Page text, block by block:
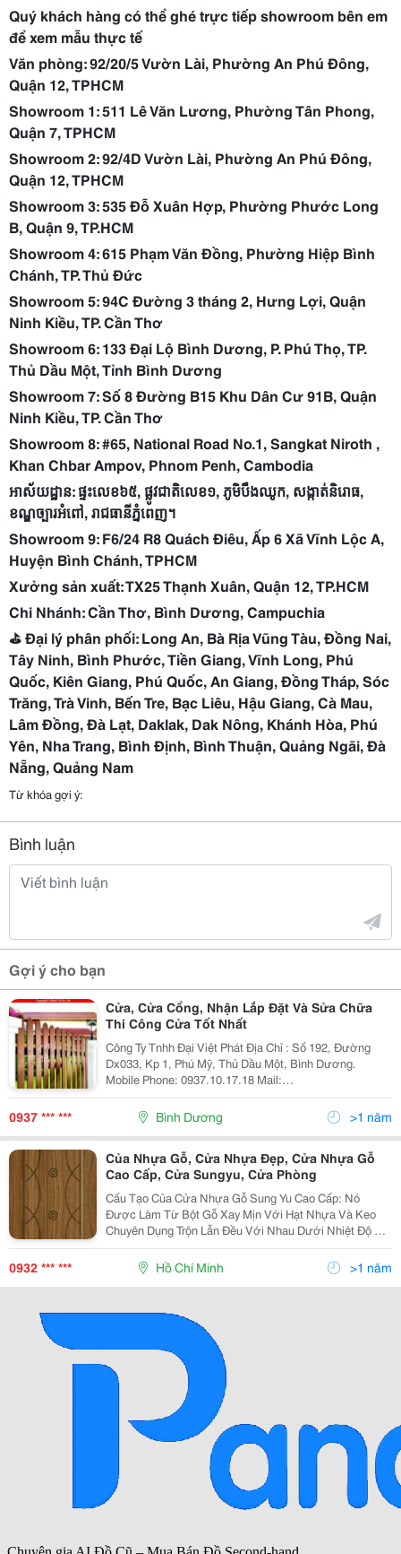
Quý khách hàng có thể ghé trực tiếp showroom bên em
để xem mẫu thực tế
Văn phòng: 92/20/5 Vườn Lài, Phường An Phú Đông,
Quận 12, TPHCM
Showroom 1: 511 Lê Văn Lương, Phường Tân Phong,
Quận 7, TPHCM
Showroom 2: 92/4D Vườn Lài, Phường An Phú Đông,
Quận 12, TPHCM
Showroom 3: 535 Đỗ Xuân Hợp, Phường Phước Long
B, Quận 9, TP.HCM
Showroom 4: 615 Phạm Văn Đồng, Phường Hiệp Bình
Chánh, TP. Thủ Đức
Showroom 5: 94C Đường 3 tháng 2, Hưng Lợi, Quận
Ninh Kiều, TP. Cần Thơ
Showroom 6: 133 Đại Lộ Bình Dương, P. Phú Thọ, TP.
Thủ Dầu Một, Tỉnh Bình Dương
Showroom 7: Số 8 Đường B15 Khu Dân Cư 91B, Quận
Ninh Kiều, TP. Cần Thơ
Showroom 8: #65, National Road No.1, Sangkat Niroth ,
Khan Chbar Ampov, Phnom Penh, Cambodia
អាស័យដ្ឋាន:ផ្ទះលេខ៦៥,ផ្លូវជាតិលេខ១,ភូមិបឹងឈូក, សង្កាត់និរោធ,
ខណ្ឌច្បារអំពៅ,រាជធានីភ្នំពេញ។
Showroom 9: F6/24 R8 Quách Điêu, Ấp 6 Xã Vĩnh Lộc A,
Huyện Bình Chánh, TPHCM
Xưởng sản xuất: TX25 Thạnh Xuân, Quận 12, TP.HCM
Chi Nhánh: Cần Thơ, Bình Dương, Campuchia
⛳️ Đại lý phân phối: Long An, Bà Rịa Vũng Tàu, Đồng Nai,
Tây Ninh, Bình Phước, Tiền Giang, Vĩnh Long, Phú
Quốc, Kiên Giang, Phú Quốc, An Giang, Đồng Tháp, Sóc
Trăng, Trà Vinh, Bến Tre, Bạc Liêu, Hậu Giang, Cà Mau,
Lâm Đồng, Đà Lạt, Daklak, Dak Nông, Khánh Hòa, Phú
Yên, Nha Trang, Bình Định, Bình Thuận, Quảng Ngãi, Đà
Nẵng, Quảng Nam
Từ khóa gợi ý:
Bình luận
Gợi ý cho bạn
Cửa, Cửa Cổng, Nhận Lắp Đặt Và Sửa Chữa
Thi Công Cửa Tốt Nhất
Công Ty Tnhh Đại Việt Phát Địa Chỉ : Số 192, Đường
Dx033, Kp 1, Phú Mỹ, Thủ Dầu Một, Bình Dương.
Mobile Phone: 0937.10.17.18 Mail:
Xd1.Dvp@Gmail.com Skype: Daivietphat2011 - Xây
Dựng Cửa Cổng Công Ty, Xí Nghiệp,,,,,,
0937 *** *** Bình Dương >1 năm
Của Nhựa Gỗ, Cửa Nhựa Đẹp, Cửa Nhựa Gỗ
Cao Cấp, Cửa Sungyu, Cửa Phòng
Cấu Tạo Của Cửa Nhựa Gỗ Sung Yu Cao Cấp: Nó
Được Làm Từ Bột Gỗ Xay Mịn Với Hạt Nhựa Và Keo
Chuyên Dụng Trộn Lẫn Đều Với Nhau Dưới Nhiệt Độ Và
Áp Suất Cao Sau Đó Đúc Theo Hình Dạng Của Khuôn
Đã Làm Sẵn Tạo Thành Một Chất Liệu Rất Bền Và Cứng
Chắc Ngườ
0932 *** *** Hồ Chí Minh >1 năm